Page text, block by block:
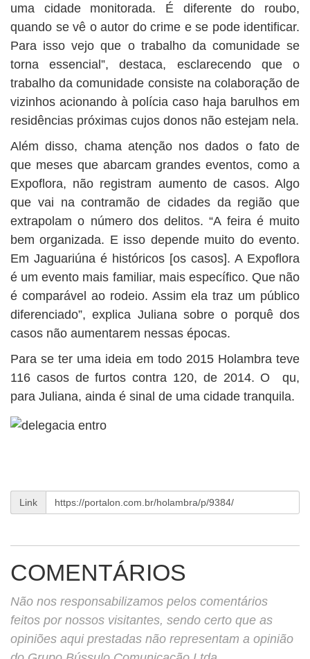
uma cidade monitorada. É diferente do roubo,
quando se vê o autor do crime e se pode identificar.
Para isso vejo que o trabalho da comunidade se
torna essencial”, destaca, esclarecendo que o
trabalho da comunidade consiste na colaboração de
vizinhos acionando à polícia caso haja barulhos em
residências próximas cujos donos não estejam nela.
Além disso, chama atenção nos dados o fato de
que meses que abarcam grandes eventos, como a
Expoflora, não registram aumento de casos. Algo
que vai na contramão de cidades da região que
extrapolam o número dos delitos. “A feira é muito
bem organizada. E isso depende muito do evento.
Em Jaguariúna é históricos [os casos]. A Expoflora
é um evento mais familiar, mais específico. Que não
é comparável ao rodeio. Assim ela traz um público
diferenciado”, explica Juliana sobre o porquê dos
casos não aumentarem nessas épocas.
Para se ter uma ideia em todo 2015 Holambra teve
116 casos de furtos contra 120, de 2014. O qu,
para Juliana, ainda é sinal de uma cidade tranquila.
Link
COMENTÁRIOS
Não nos responsabilizamos pelos comentários
feitos por nossos visitantes, sendo certo que as
opiniões aqui prestadas não representam a opinião